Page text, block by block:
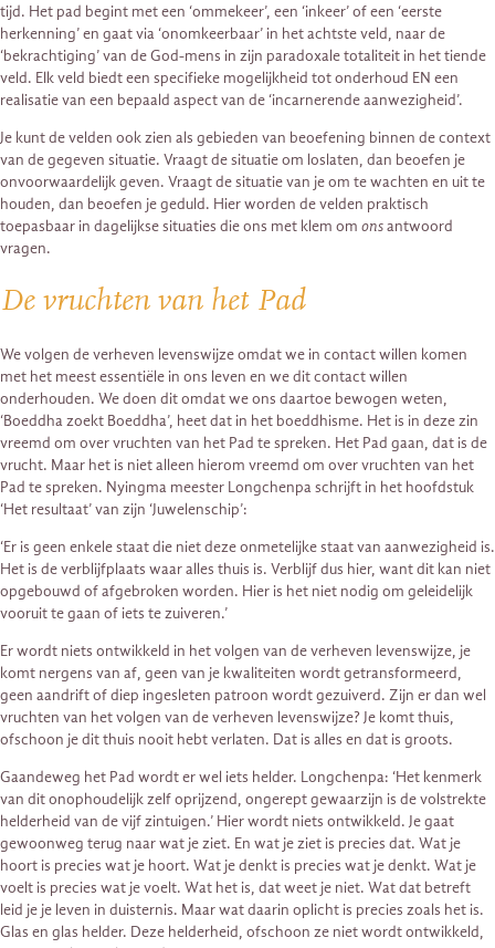
tijd. Het pad begint met een ‘ommekeer’, een ‘inkeer’ of een ‘eerste
herkenning’ en gaat via ‘onomkeerbaar’ in het achtste veld, naar de
‘bekrachtiging’ van de God-mens in zijn paradoxale totaliteit in het tiende
veld. Elk veld biedt een specifieke mogelijkheid tot onderhoud EN een
realisatie van een bepaald aspect van de ‘incarnerende aanwezigheid’.
Je kunt de velden ook zien als gebieden van beoefening binnen de context
van de gegeven situatie. Vraagt de situatie om loslaten, dan beoefen je
onvoorwaardelijk geven. Vraagt de situatie van je om te wachten en uit te
houden, dan beoefen je geduld. Hier worden de velden praktisch
toepasbaar in dagelijkse situaties die ons met klem om onsantwoord
vragen.
De vruchten van het Pad
We volgen de verheven levenswijze omdat we in contact willen komen
met het meest essentiële in ons leven en we dit contact willen
onderhouden. We doen dit omdat we ons daartoe bewogen weten,
‘Boeddha zoekt Boeddha’, heet dat in het boeddhisme. Het is in deze zin
vreemd om over vruchten van het Pad te spreken. Het Pad gaan, dat is de
vrucht. Maar het is niet alleen hierom vreemd om over vruchten van het
Pad te spreken. Nyingma meester Longchenpa schrijft in het hoofdstuk
‘Het resultaat’ van zijn ‘Juwelenschip’:
‘Er is geen enkele staat die niet deze onmetelijke staat van aanwezigheid is.
Het is de verblijfplaats waar alles thuis is. Verblijf dus hier, want dit kan niet
opgebouwd of afgebroken worden. Hier is het niet nodig om geleidelijk
vooruit te gaan of iets te zuiveren.’
Er wordt niets ontwikkeld in het volgen van de verheven levenswijze, je
komt nergens van af, geen van je kwaliteiten wordt getransformeerd,
geen aandrift of diep ingesleten patroon wordt gezuiverd. Zijn er dan wel
vruchten van het volgen van de verheven levenswijze? Je komt thuis,
ofschoon je dit thuis nooit hebt verlaten. Dat is alles en dat is groots.
Gaandeweg het Pad wordt er wel iets helder. Longchenpa: ‘Het kenmerk
van dit onophoudelijk zelf oprijzend, ongerept gewaarzijn is de volstrekte
helderheid van de vijf zintuigen.’ Hier wordt niets ontwikkeld. Je gaat
gewoonweg terug naar wat je ziet. En wat je ziet is precies dat. Wat je
hoort is precies wat je hoort. Wat je denkt is precies wat je denkt. Wat je
voelt is precies wat je voelt. Wat het is, dat weet je niet. Wat dat betreft
leid je je leven in duisternis. Maar wat daarin oplicht is precies zoals het is.
Glas en glas helder. Deze helderheid, ofschoon ze niet wordt ontwikkeld,